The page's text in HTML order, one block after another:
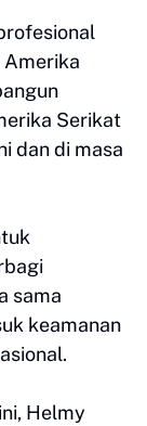
Amerika
Serikat
dan di masa
sama
keamanan
Helmy